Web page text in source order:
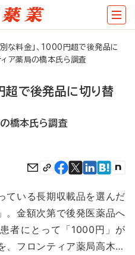
別な料金」、1000円超で後発品に
ア薬局の橋本氏ら調査
超で後発品に切り替
橋本氏ら調査
いる長期収載品を選んだ
。金額次第で後発医薬品へ
者にとって「1000円」が
、フロンティア薬局高木…